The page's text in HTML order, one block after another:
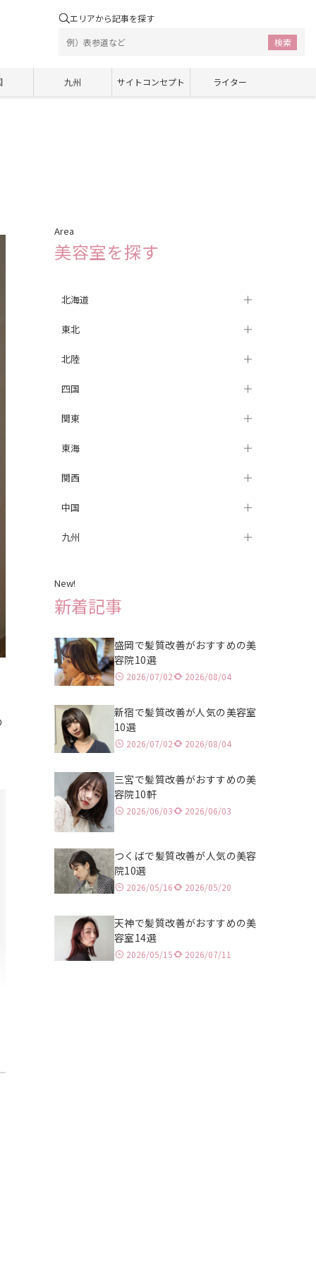
エリアから記事を探す
検索
九州 サイトコンセプト ライター
Area
美容室を探す
北海道
札幌
東北
盛岡
山形
仙台
北陸
金沢
新潟
四国
徳島
関東
新宿
つくば
高崎
柏
赤羽
浦和
津田沼
高田馬場
立川
池袋
二子玉川
表参道
吉祥寺
銀座
恵比寿
横浜
東海
栄
岐阜
浜松
名古屋
関西
三宮
梅田
大阪
中国
松山
広島
九州
長崎
北九州
大分
熊本
鹿児島
New!
新着記事
盛岡で髪質改善がおすすめの美
容院10選
2026/07/02 2026/08/04
新宿で髪質改善が人気の美容室
10選
2026/07/02 2026/08/04
三宮で髪質改善がおすすめの美
容院10軒
2026/06/03 2026/06/03
つくばで髪質改善が人気の美容
院10選
2026/05/16 2026/05/20
天神で髪質改善がおすすめの美
容室14選
2026/05/15 2026/07/11